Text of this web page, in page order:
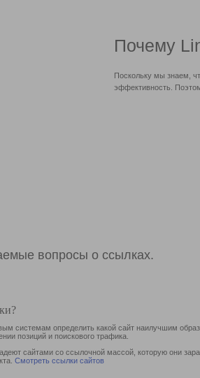
Почему
Поскольку мы знаем,
эффективность.
вопросы о ссылках.
системам определить какой сайт наилучшим
позиций и поискового трафика.
сайтами со ссылочной массой, которую они
Смотреть ссылки сайтов